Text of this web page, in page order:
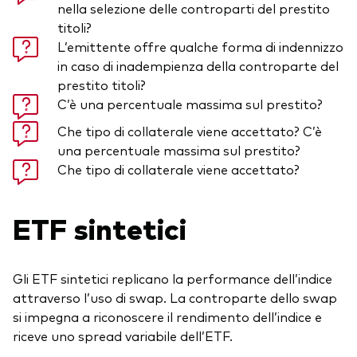
nella selezione delle controparti del prestito
titoli?
L’emittente offre qualche forma di indennizzo
in caso di inadempienza della controparte del
prestito titoli?
C’è una percentuale massima sul prestito?
Che tipo di collaterale viene accettato? C’è
una percentuale massima sul prestito?
Che tipo di collaterale viene accettato?
ETF sintetici
Gli ETF sintetici replicano la performance dell’indice
attraverso l’uso di swap. La controparte dello swap
si impegna a riconoscere il rendimento dell’indice e
riceve uno spread variabile dell’ETF.